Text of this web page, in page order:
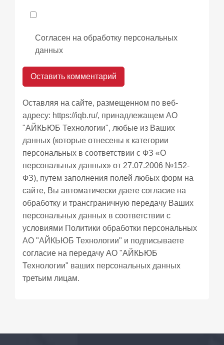
Согласен на обработку персональных
данных
Оставляя на сайте, размещенном по веб-
адресу: https://iqb.ru/, принадлежащем АО
"АЙКЬЮБ Технологии", любые из Ваших
данных (которые отнесены к категории
персональных в соответствии с ФЗ «О
персональных данных» от 27.07.2006 №152-
ФЗ), путем заполнения полей любых форм на
сайте, Вы автоматически даете согласие на
обработку и трансграничную передачу Ваших
персональных данных в соответствии с
условиями Политики обработки персональных
АО "АЙКЬЮБ Технологии" и подписываете
согласие на передачу АО "АЙКЬЮБ
Технологии" ваших персональных данных
третьим лицам.